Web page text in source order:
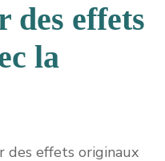
des effets
la
des effets originaux